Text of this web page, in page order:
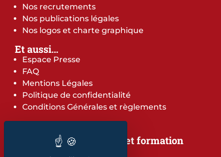
Nos recrutements
Nos publications légales
Nos logos et charte graphique
Et aussi…
Espace Presse
FAQ
Mentions Légales
Politique de confidentialité
Conditions Générales et règlements
Notre offre de services et formation